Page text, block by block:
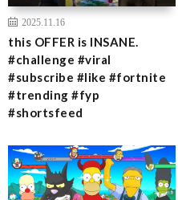
2025.11.16
this OFFER is INSANE.
#challenge #viral
#subscribe #like #fortnite
#trending #fyp
#shortsfeed